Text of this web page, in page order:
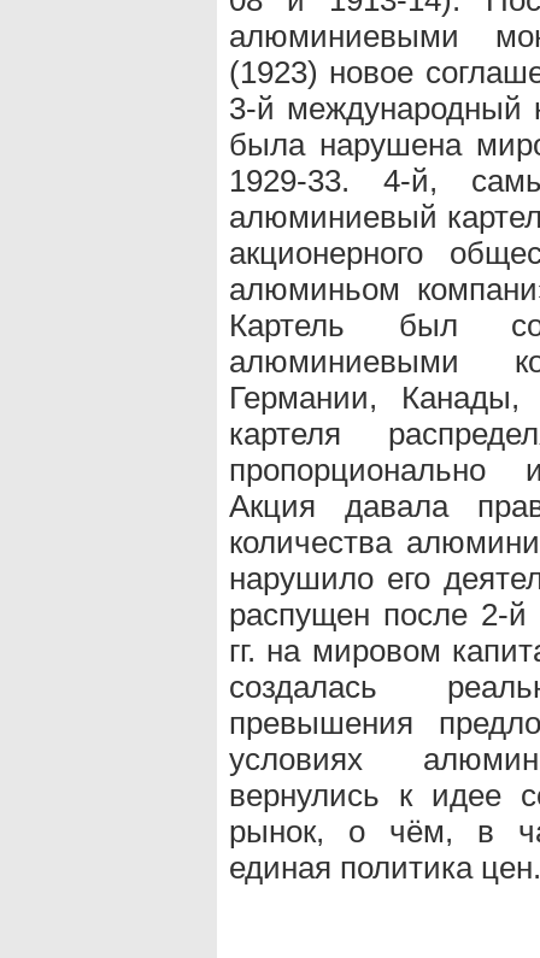
алюминиевыми
(1923) новое
3-й международный
была нарушена
1929-33. 4-й,
алюминиевый
акционерного
алюминьом
Картель был
алюминиевыми
Германии,
картеля
пропорционально
Акция давала
количества
нарушило его
распущен после 2-
гг. на мировом
создалась
превышения
условиях
вернулись к идее
рынок, о чём, в
единая политика цен.